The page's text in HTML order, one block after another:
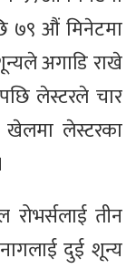
७९ औं मिनेटमा
अगाडि राखे
लेस्टरले चार
लेस्टरका
तीन
दुई शून्य